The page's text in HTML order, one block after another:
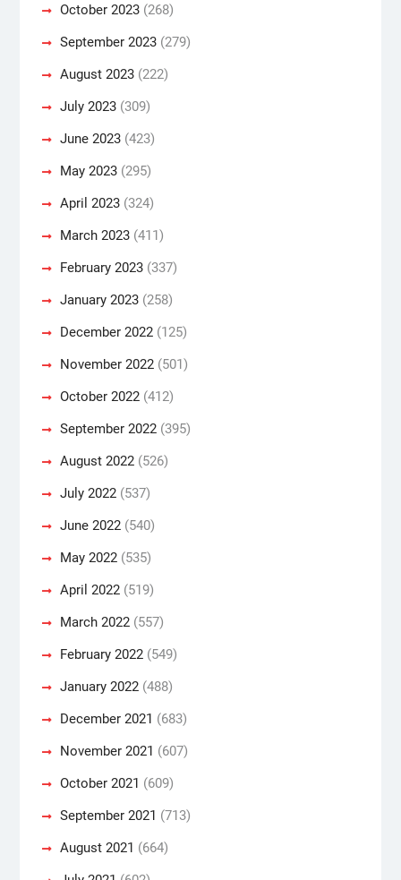
October 2023(268)
September 2023(279)
August 2023(222)
July 2023(309)
June 2023(423)
May 2023(295)
April 2023(324)
March 2023(411)
February 2023(337)
January 2023(258)
December 2022(125)
November 2022(501)
October 2022(412)
September 2022(395)
August 2022(526)
July 2022(537)
June 2022(540)
May 2022(535)
April 2022(519)
March 2022(557)
February 2022(549)
January 2022(488)
December 2021 (683)
November 2021 (607)
October 2021 (609)
September 2021 (713)
August 2021 (664)